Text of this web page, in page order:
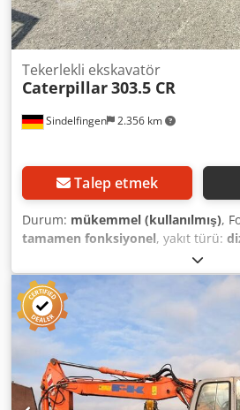
Sindelfingen 2.356 km
Tekerlekli ekskavatör
Caterpillar303.5 CR
Talep etmek
Durum: mükemmel (kullanılmış),
tamamen fonksiyonel, yakıt türü:
, çalışma
Donanım:kauçuk paletler, * 2.434
Motor gücü: 24,8 kW * Emisyon
Çalışma ağırlığı: 3.580 kg * Ölçüler
4.800 - Taşıma genişliği: 1.780 mm -
2.480 mm) * Kısa kuyruk (ECR –
Yarıçap) * Oransal ek hidrolik *
Dcodpfx Aozrthvsmisk